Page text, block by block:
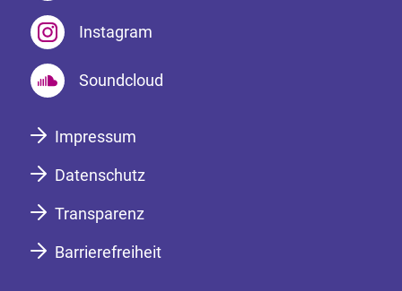
Instagram
Soundcloud
Impressum
Datenschutz
Transparenz
Barrierefreiheit